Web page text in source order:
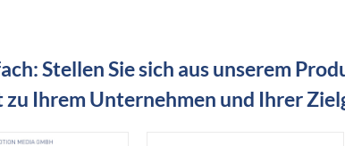
Stellen Sie sich aus unserem
Ihrem Unternehmen und Ihrer